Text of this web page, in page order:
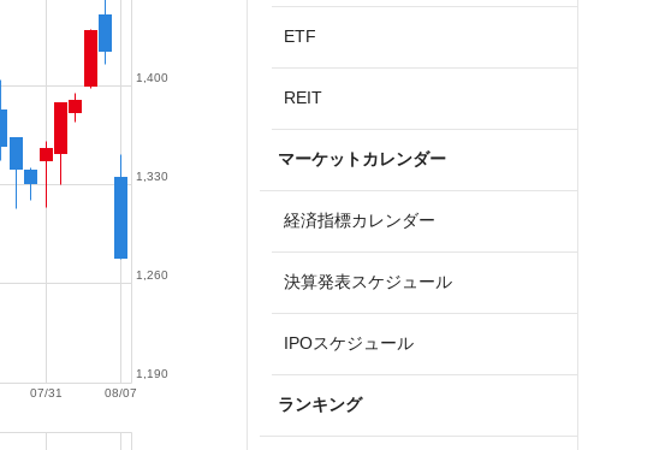
08/07
07/31
1,190
1,260
1,330
1,400
ETF
REIT
マーケットカレンダー
経済指標カレンダー
決算発表スケジュール
IPOスケジュール
ランキング